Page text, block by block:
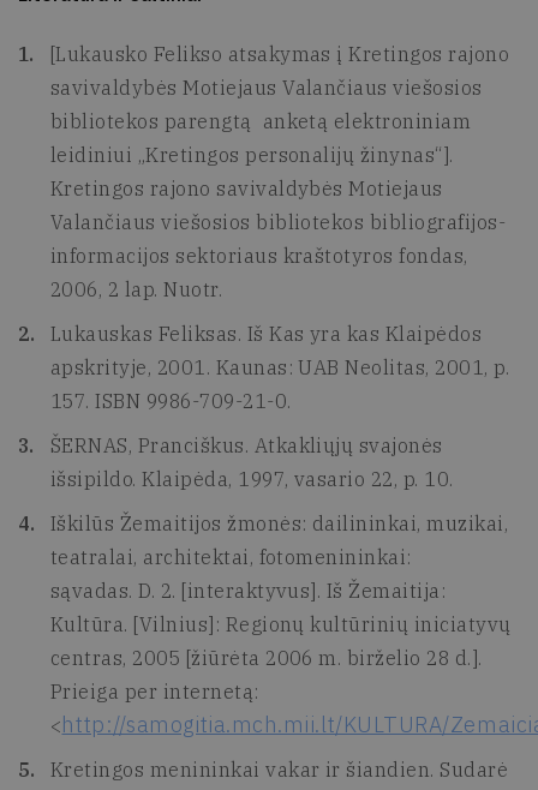
[Lukausko Felikso atsakymas į Kretingos rajono
savivaldybės Motiejaus Valančiaus viešosios
bibliotekos parengtą anketą elektroniniam
leidiniui „Kretingos personalijų žinynas“].
Kretingos rajono savivaldybės Motiejaus
Valančiaus viešosios bibliotekos bibliografijos-
informacijos sektoriaus kraštotyros fondas,
2006, 2 lap. Nuotr.
Lukauskas Feliksas. Iš Kas yra kas Klaipėdos
apskrityje, 2001. Kaunas: UAB Neolitas, 2001, p.
157. ISBN 9986-709-21-0.
ŠERNAS, Pranciškus. Atkakliųjų svajonės
išsipildo. Klaipėda, 1997, vasario 22, p. 10.
Iškilūs Žemaitijos žmonės: dailininkai, muzikai,
teatralai, architektai, fotomenininkai:
sąvadas. D. 2. [interaktyvus]. Iš Žemaitija:
Kultūra. [Vilnius]: Regionų kultūrinių iniciatyvų
centras, 2005 [žiūrėta 2006 m. birželio 28 d.].
Prieiga per internetą:
<http://samogitia.mch.mii.lt/KULTURA/
Kretingos menininkai vakar ir šiandien. Sudarė